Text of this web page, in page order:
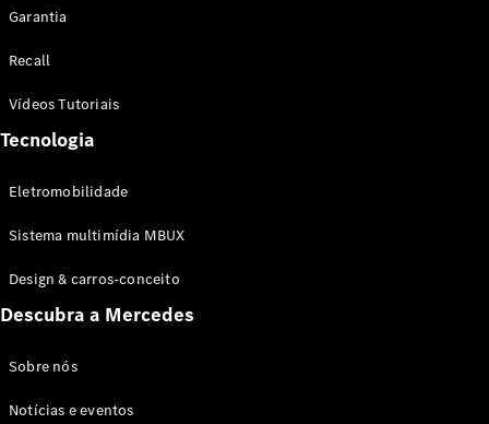
Coupé
Test drive
Online
Garantia
Recall
Vídeos Tutoriais
Tecnologia
Eletromobilidade
Sistema multimídia MBUX
Design & carros-conceito
Descubra a Mercedes
Sobre nós
Notícias e eventos